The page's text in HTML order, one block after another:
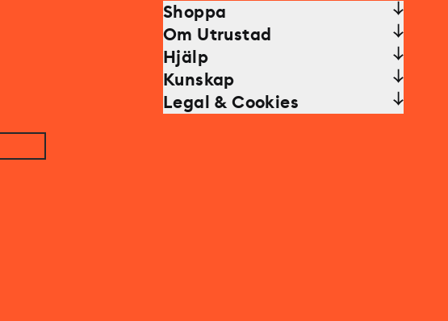
Shoppa
Om Utrustad
Hjälp
Kunskap
Legal & Cookies